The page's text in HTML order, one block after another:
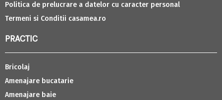
Politica de prelucrare a datelor cu caracter personal
Termeni si Conditii casamea.ro
PRACTIC
Bricolaj
Amenajare bucatarie
Amenajare baie